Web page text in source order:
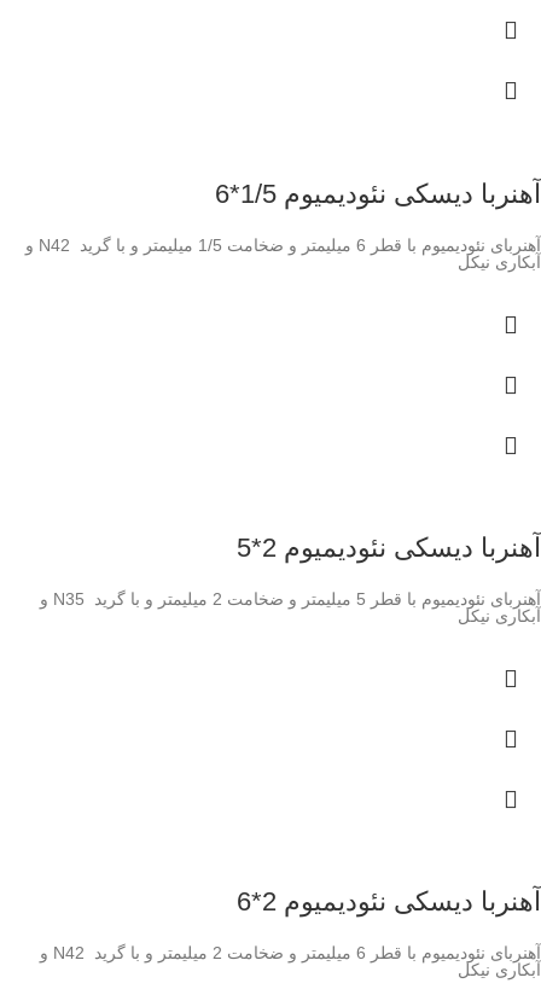
آهنربا دیسکی نئودیمیوم 1/5*6
آهنربای نئودیمیوم با قطر 6 میلیمتر و ضخامت 1/5 میلیمتر و با گرید N42 و
آبکاری نیکل
آهنربا دیسکی نئودیمیوم 2*5
آهنربای نئودیمیوم با قطر 5 میلیمتر و ضخامت 2 میلیمتر و با گرید N35 و
آبکاری نیکل
آهنربا دیسکی نئودیمیوم 2*6
آهنربای نئودیمیوم با قطر 6 میلیمتر و ضخامت 2 میلیمتر و با گرید N42 و
آبکاری نیکل